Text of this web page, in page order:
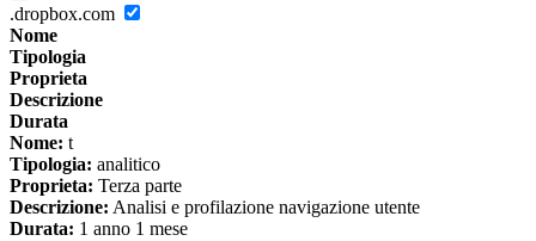
.dropbox.com
Nome
Tipologia
Proprieta
Descrizione
Durata
Nome: t
Tipologia: analitico
Proprieta: Terza parte
Descrizione: Analisi e profilazione navigazione utente
Durata: 1 anno 1 mese